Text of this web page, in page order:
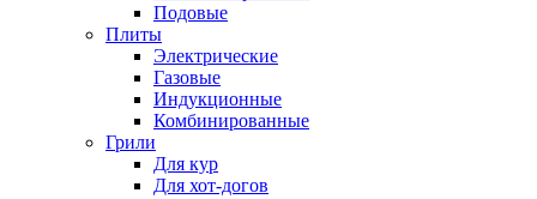
Подовые
Плиты
Электрические
Газовые
Индукционные
Комбинированные
Грили
Для кур
Для хот-догов